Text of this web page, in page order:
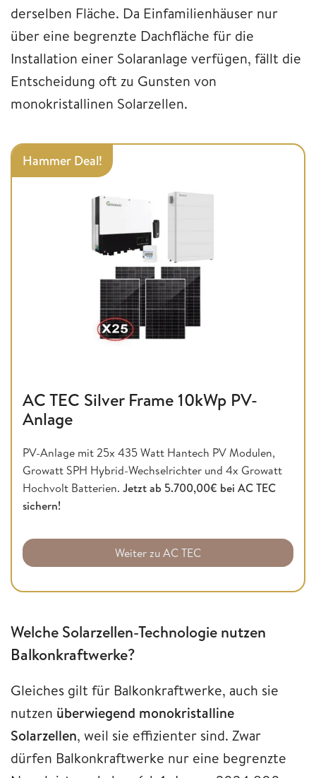
derselben Fläche. Da Einfamilienhäuser nur
über eine begrenzte Dachfläche für die
Installation einer Solaranlage verfügen, fällt die
Entscheidung oft zu Gunsten von
monokristallinen Solarzellen.
Hammer Deal!
AC TEC Silver Frame 10kWp PV-
Anlage
PV-Anlage mit 25x 435 Watt Hantech PV Modulen,
Growatt SPH Hybrid-Wechselrichter und 4x Growatt
Hochvolt Batterien. Jetzt ab 5.700,00€ bei AC TEC
sichern!
Weiter zu AC TEC
Welche Solarzellen-Technologie nutzen
Balkonkraftwerke?
Gleiches gilt für Balkonkraftwerke, auch sie
nutzen überwiegend monokristalline
Solarzellen, weil sie effizienter sind. Zwar
dürfen Balkonkraftwerke nur eine begrenzte